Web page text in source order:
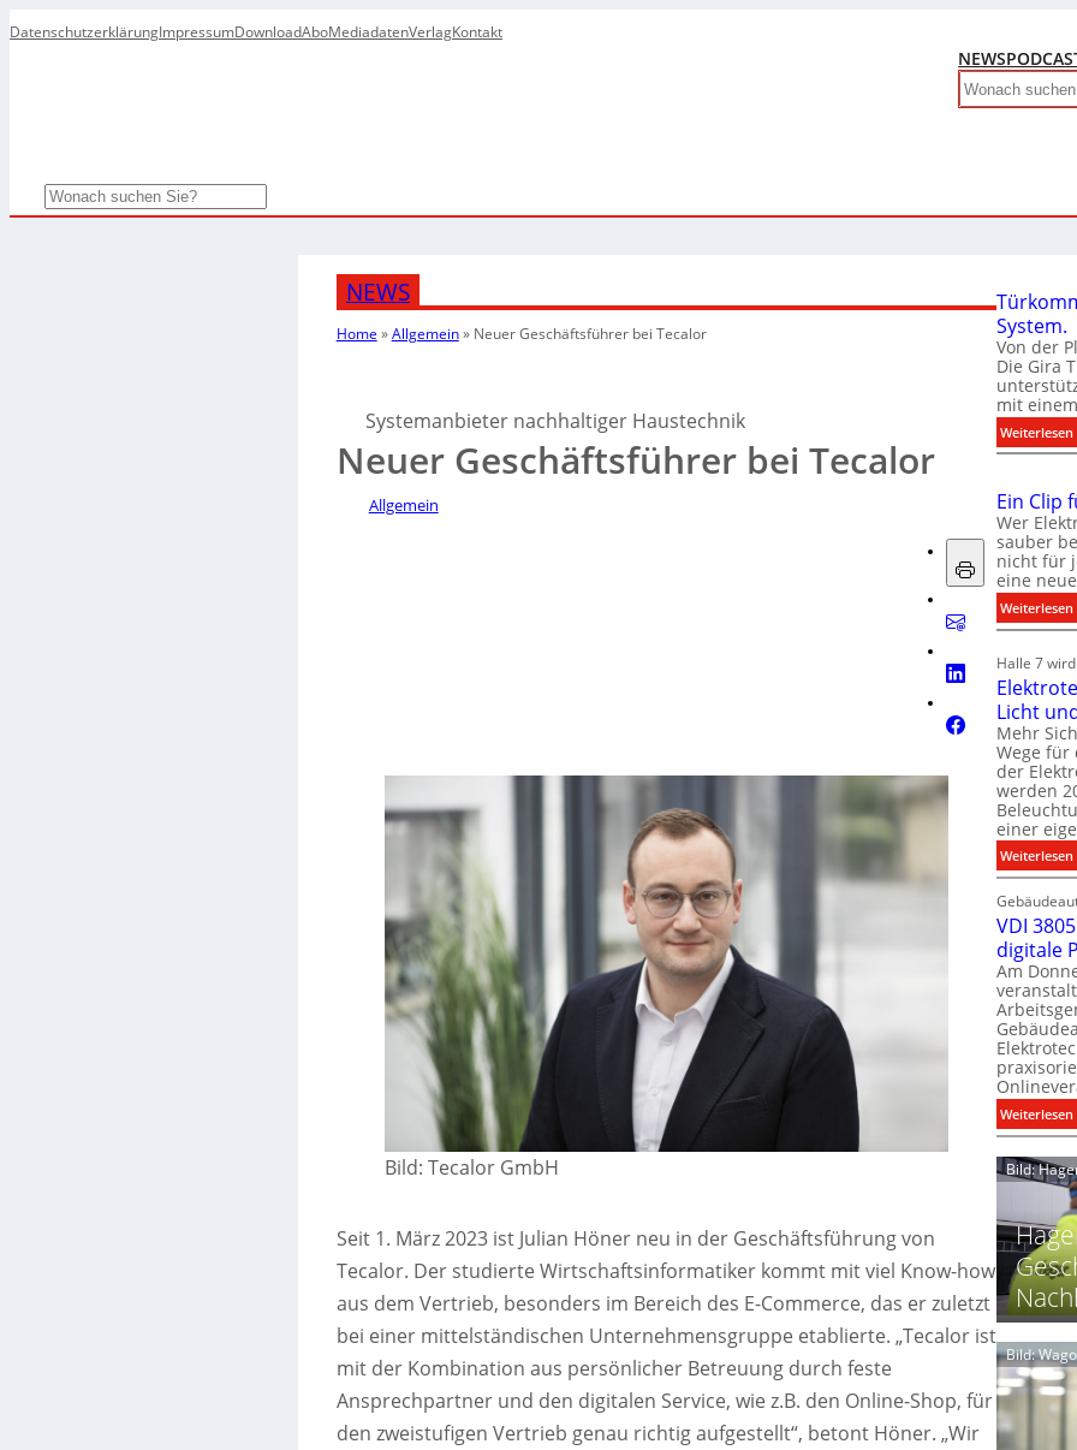
DatenschutzerklärungImpressumDownloadAboMediadatenVerlagKontakt
NEWS
Search
Search
NEWS
Home »Allgemein» Neuer Geschäftsführer bei Tecalor
Systemanbieter nachhaltiger Haustechnik
Neuer Geschäftsführer bei Tecalor
Allgemein
Bild: Tecalor GmbH
Seit 1. März 2023 ist Julian Höner neu in der Geschäftsführung von
Tecalor. Der studierte Wirtschaftsinformatiker kommt mit viel Know-how
aus dem Vertrieb, besonders im Bereich des E-Commerce, das er zuletzt
bei einer mittelständischen Unternehmensgruppe etablierte. „Tecalor ist
mit der Kombination aus persönlicher Betreuung durch feste
Ansprechpartner und den digitalen Service, wie z.B. den Online-Shop, für
den zweistufigen Vertrieb genau richtig aufgestellt“, betont Höner. „Wir
System.
Von der
Die Gira
mit
Weiterlesen:
r
u
i
k
t
i
i
t
s
t
.
Ein Clip
Wer
sauber
nicht für
eine
Weiterlesen:
l
i
f
r
a
l
l
e
t
e
r
r
ü
Halle 7
Licht
Mehr
Wege für
der
werden
einer
Weiterlesen:
l
e
k
t
r
t
c
n
2
VDI
digitale
Am
Weiterlesen:
I
0
5
l
s
Bild:
Bild: